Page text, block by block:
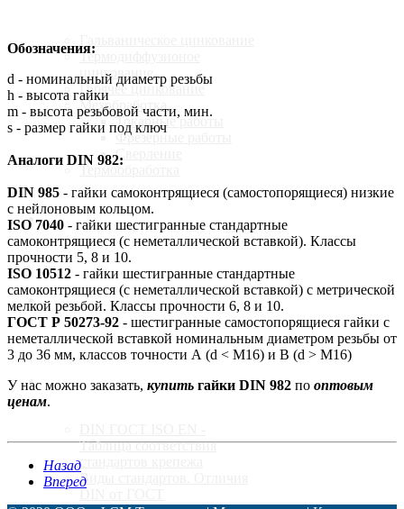
Термодиффузионое
цинкование
Горячее цинкование
Мехобработка
Токарные работы
Фрезерные работы
Сверление
Термообработка
Калькулятор
Доставка
Стандарты
Таблица соответствия
стандартов крепежа
Виды стандартов. Отличия
Обозначения:
d - номинальный диаметр резьбы
h - высота гайки
m - высота резьбовой части, мин.
s - размер гайки под ключ
Аналоги DIN 982:
DIN 985 - гайки самоконтрящиеся (самостопорящиеся) низкие
с нейлоновым кольцом.
ISO 7040 - гайки шестигранные стандартные
самоконтрящиеся (с неметаллической вставкой). Классы
прочности 5, 8 и 10.
ISO 10512 - гайки шестигранные стандартные
самоконтрящиеся (с неметаллической вставкой) с метрической
мелкой резьбой. Классы прочности 6, 8 и 10.
ГОСТ Р 50273-92 - шестигранные самостопорящиеся гайки с
неметаллической вставкой номинальным диаметром резьбы от
3 до 36 мм, классов точности А (d < М16) и В (d > М16)
У нас можно заказать, купить гайки DIN 982 по оптовым
ценам.
Назад
Вперед